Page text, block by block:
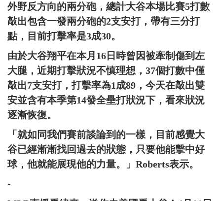
外野反方向的兩分砲，總計大谷本場比賽5打數
敲出包含一發兩分砲的2支安打，帶有三分打
點，目前打擊率是3成30。
由於大谷翔平在本月16日時曾因被牽制傷到左
大腿，近期打擊狀況不慎理想，37個打數中僅
敲出7支安打，打擊率為1成89，今天在敲出雙
安並含有本季第14發全壘打狀況下，看來狀況
逐漸恢復。
「就如同我們賽前談論到的一樣，目前感覺大
谷已經漸漸找回過去的狀態，只要他能擊中好
球，他就能展現他的力量。」Roberts表示。
-